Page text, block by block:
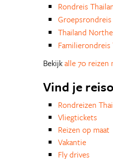
Rondreis
Thailand
Familierondreis
Bekijkalle 70 reizen
Vind je
Rondreizen
Vliegtickets
Reizen op maat
Vakantie
Fly drives